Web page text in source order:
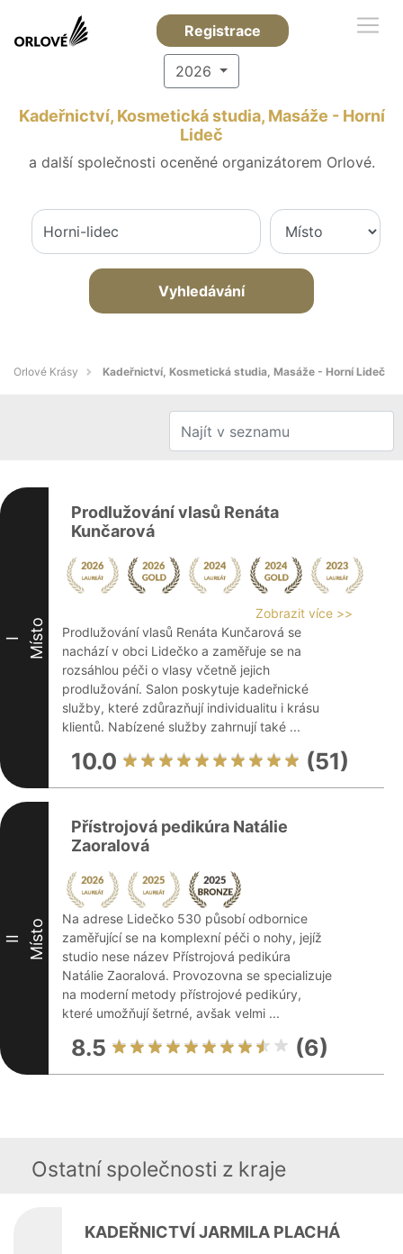
Registrace
2026
Kadeřnictví, Kosmetická studia, Masáže - Horní
Lideč
a další společnosti oceněné organizátorem Orlové.
Vyhledávání
Orlové Krásy Kadeřnictví, Kosmetická studia, Masáže - Horní Lideč
I Místo
Prodlužování vlasů Renáta
Kunčarová
Zobrazit více >>
Prodlužování vlasů Renáta Kunčarová se
nachází v obci Lidečko a zaměřuje se na
rozsáhlou péči o vlasy včetně jejich
prodlužování. Salon poskytuje kadeřnické
služby, které zdůrazňují individualitu i krásu
klientů. Nabízené služby zahrnují také ...
10.0 (51)
II Místo
Přístrojová pedikúra Natálie
Zaoralová
Na adrese Lidečko 530 působí odbornice
zaměřující se na komplexní péči o nohy, jejíž
studio nese název Přístrojová pedikúra
Natálie Zaoralová. Provozovna se specializuje
na moderní metody přístrojové pedikúry,
které umožňují šetrné, avšak velmi ...
8.5 (6)
Ostatní společnosti z kraje
KADEŘNICTVÍ JARMILA PLACHÁ